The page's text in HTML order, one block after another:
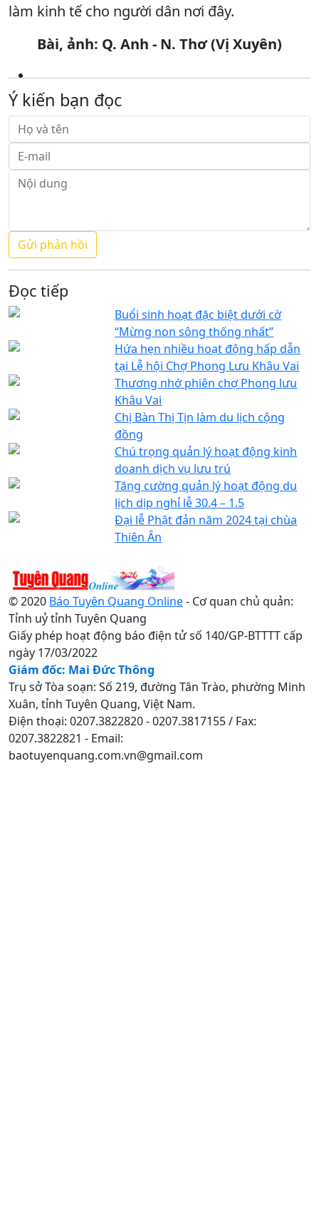
làm kinh tế cho người dân nơi đây.
Bài, ảnh: Q. Anh - N. Thơ (Vị Xuyên)
Ý kiến bạn đọc
Đọc tiếp
Buổi sinh hoạt đặc biệt dưới cờ
“Mừng non sông thống nhất”
Hứa hẹn nhiều hoạt động hấp dẫn
tại Lễ hội Chợ Phong Lưu Khâu Vai
Thương nhớ phiên chợ Phong lưu
Khâu Vai
Chị Bàn Thị Tịn làm du lịch cộng
đồng
Chú trọng quản lý hoạt động kinh
doanh dịch vụ lưu trú
Tăng cường quản lý hoạt động du
lịch dịp nghỉ lễ 30.4 – 1.5
Đại lễ Phật đản năm 2024 tại chùa
Thiên Ân
© 2020 Báo Tuyên Quang Online- Cơ quan chủ quản:
Tỉnh uỷ tỉnh Tuyên Quang
Giấy phép hoạt động báo điện tử số 140/GP-BTTTT cấp
ngày 17/03/2022
Giám đốc: Mai Đức Thông
Trụ sở Tòa soạn: Số 219, đường Tân Trào, phường Minh
Xuân, tỉnh Tuyên Quang, Việt Nam.
Điện thoại: 0207.3822820 - 0207.3817155 / Fax:
0207.3822821 - Email:
baotuyenquang.com.vn@gmail.com